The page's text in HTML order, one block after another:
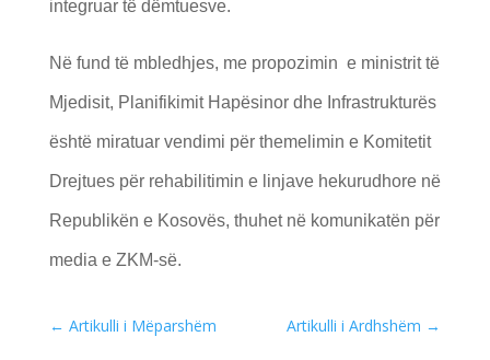
integruar të dëmtuesve.
Në fund të mbledhjes, me propozimin e ministrit të
Mjedisit, Planifikimit Hapësinor dhe Infrastrukturës
është miratuar vendimi për themelimin e Komitetit
Drejtues për rehabilitimin e linjave hekurudhore në
Republikën e Kosovës, thuhet në komunikatën për
media e ZKM-së.
← Artikulli i Mëparshëm Artikulli i Ardhshëm →